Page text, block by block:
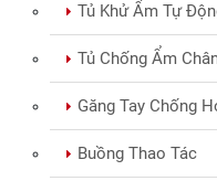
Tủ Khử Ẩm Tự
Tủ Chống Ẩm
Găng Tay Chống
Buồng Thao Tác